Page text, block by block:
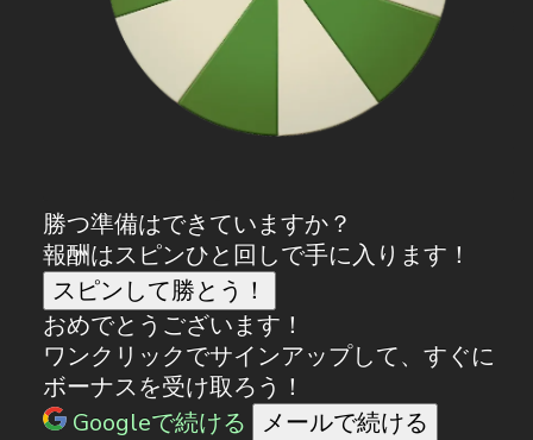
勝つ準備はできていますか？
報酬はスピンひと回しで手に入ります！
スピンして勝とう！
おめでとうございます！
ワンクリックでサインアップして、すぐに
ボーナスを受け取ろう！
Googleで続ける
メールで続ける